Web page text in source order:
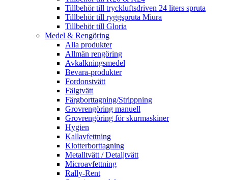
Tillbehör till tryckluftsdriven 24 liters spruta
Tillbehör till ryggspruta Miura
Tillbehör till Gloria
Medel & Rengöring
Alla produkter
Allmän rengöring
Avkalkningsmedel
Bevara-produkter
Fordonstvätt
Fälgtvätt
Färgborttagning/Strippning
Grovrengöring manuell
Grovrengöring för skurmaskiner
Hygien
Kallavfettning
Klotterborttagning
Metalltvätt / Detaljtvätt
Microavfettning
Rally-Rent